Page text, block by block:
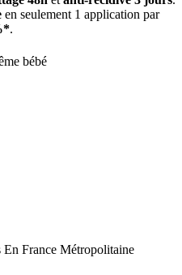
en seulement 1 application par
.
bébé
En France Métropolitaine